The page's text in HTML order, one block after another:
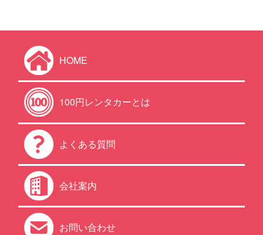
HOME
100円レンタカーとは
よくある質問
会社案内
お問い合わせ